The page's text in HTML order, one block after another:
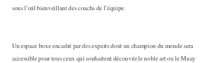
sous l’œil bienveillant des coachs de l’équipe.
Un espace boxe encadré par des experts dont un champion du monde sera
accessible pour tous ceux qui souhaitent découvrir le noble art ou le Muay